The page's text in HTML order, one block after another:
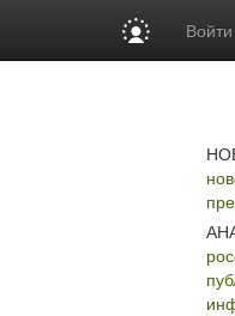
Войти